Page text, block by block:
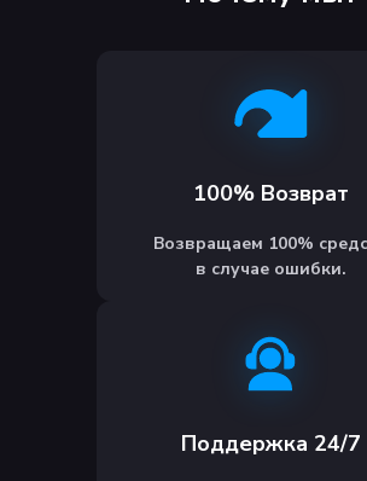
100% Возврат
Возвращаем 100%
в случае ошибки.
Поддержка 24/7